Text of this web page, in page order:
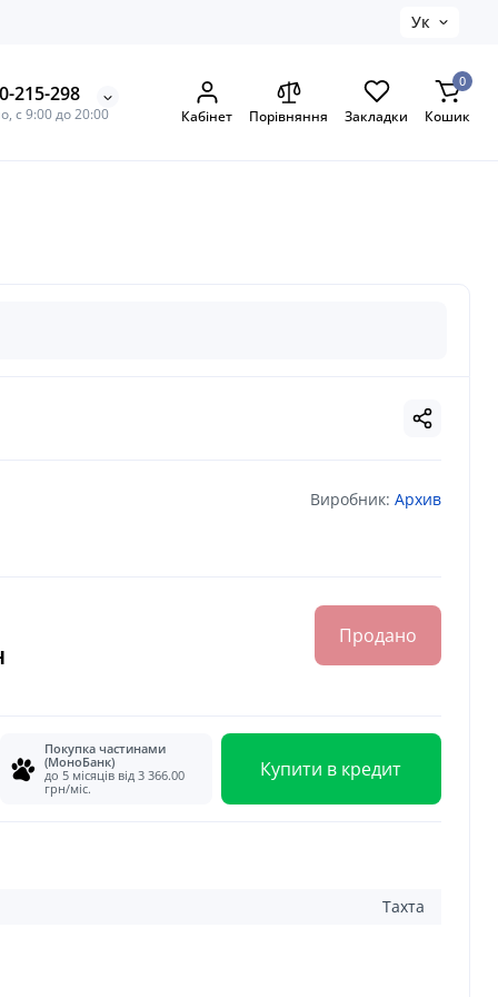
Ук
215-298
с 9:00 до 20:00 Кабінет Порівняння Закладки
0
Кошик
Виробник: Архив
Продано
Покупка частинами
(МоноБанк)
до 5 місяців від 3 366.00
грн/міс.
Купити в кредит
Тахта